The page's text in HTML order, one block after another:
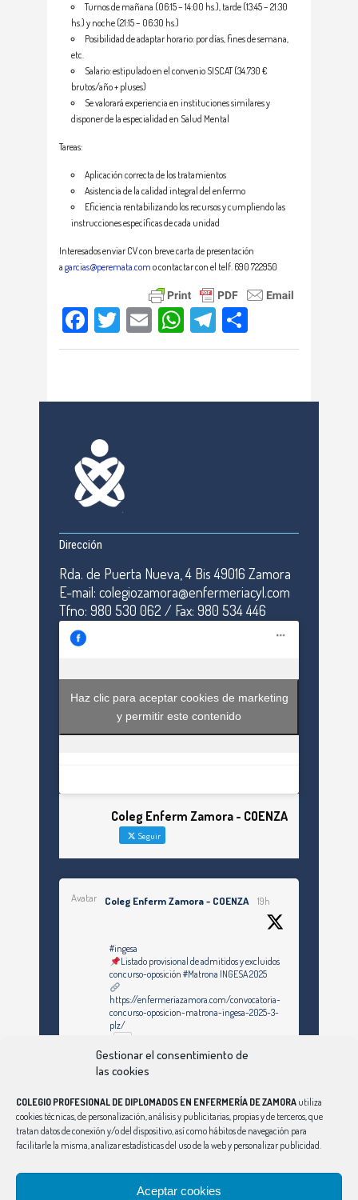
Gestionar el consentimiento de
las cookies
COLEGIO PROFESIONAL DE DIPLOMADOS EN ENFERMERÍA DE ZAMORA utiliza
cookies técnicas, de personalización, análisis y publicitarias, propias y de terceros, que
tratan datos de conexión y/o del dispositivo, así como hábitos de navegación para
facilitarle la misma, analizar estadísticas del uso de la web y personalizar publicidad.
Aceptar cookies
Turnos de mañana (06:15 – 14:00 hs.), tarde (13:45 – 21:30
hs.) y noche (21:15 – 06:30 hs.)
Posibilidad de adaptar horario: por días, fines de semana,
etc.
Salario: estipulado en el convenio SISCAT (34.730 €
brutos/año + pluses)
Se valorará experiencia en instituciones similares y
disponer de la especialidad en Salud Mental
Tareas:
Aplicación correcta de los tratamientos
Asistencia de la calidad integral del enfermo
Eficiencia rentabilizando los recursos y cumpliendo las
instrucciones específicas de cada unidad
Interesados enviar CV con breve carta de presentación
a garcias@peremata.com o contactar con el telf. 690 722950
Facebook
TwitterEmailWhatsApp
Telegram
Dirección
Rda. de Puerta Nueva, 4 Bis 49016 Zamora
E-mail: colegiozamora@enfermeriacyl.com
Tfno: 980 530 062 / Fax: 980 534 446
Haz clic para aceptar cookies de marketing
y permitir este contenido
Coleg Enferm Zamora - COENZA
Seguir
Avatar Coleg Enferm Zamora - COENZA 19h
#ingesa
Listado provisional de admitidos y excluidos
concurso-oposición #Matrona INGESA 2025
https://enfermeriazamora.com/convocatoria-
concurso-oposicion-matrona-ingesa-2025-3-
plz/
Ver Más
Síguenos en Instagram